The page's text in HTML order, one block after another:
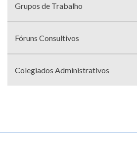
Grupos de Trabalho
Fóruns Consultivos
Colegiados Administrativos